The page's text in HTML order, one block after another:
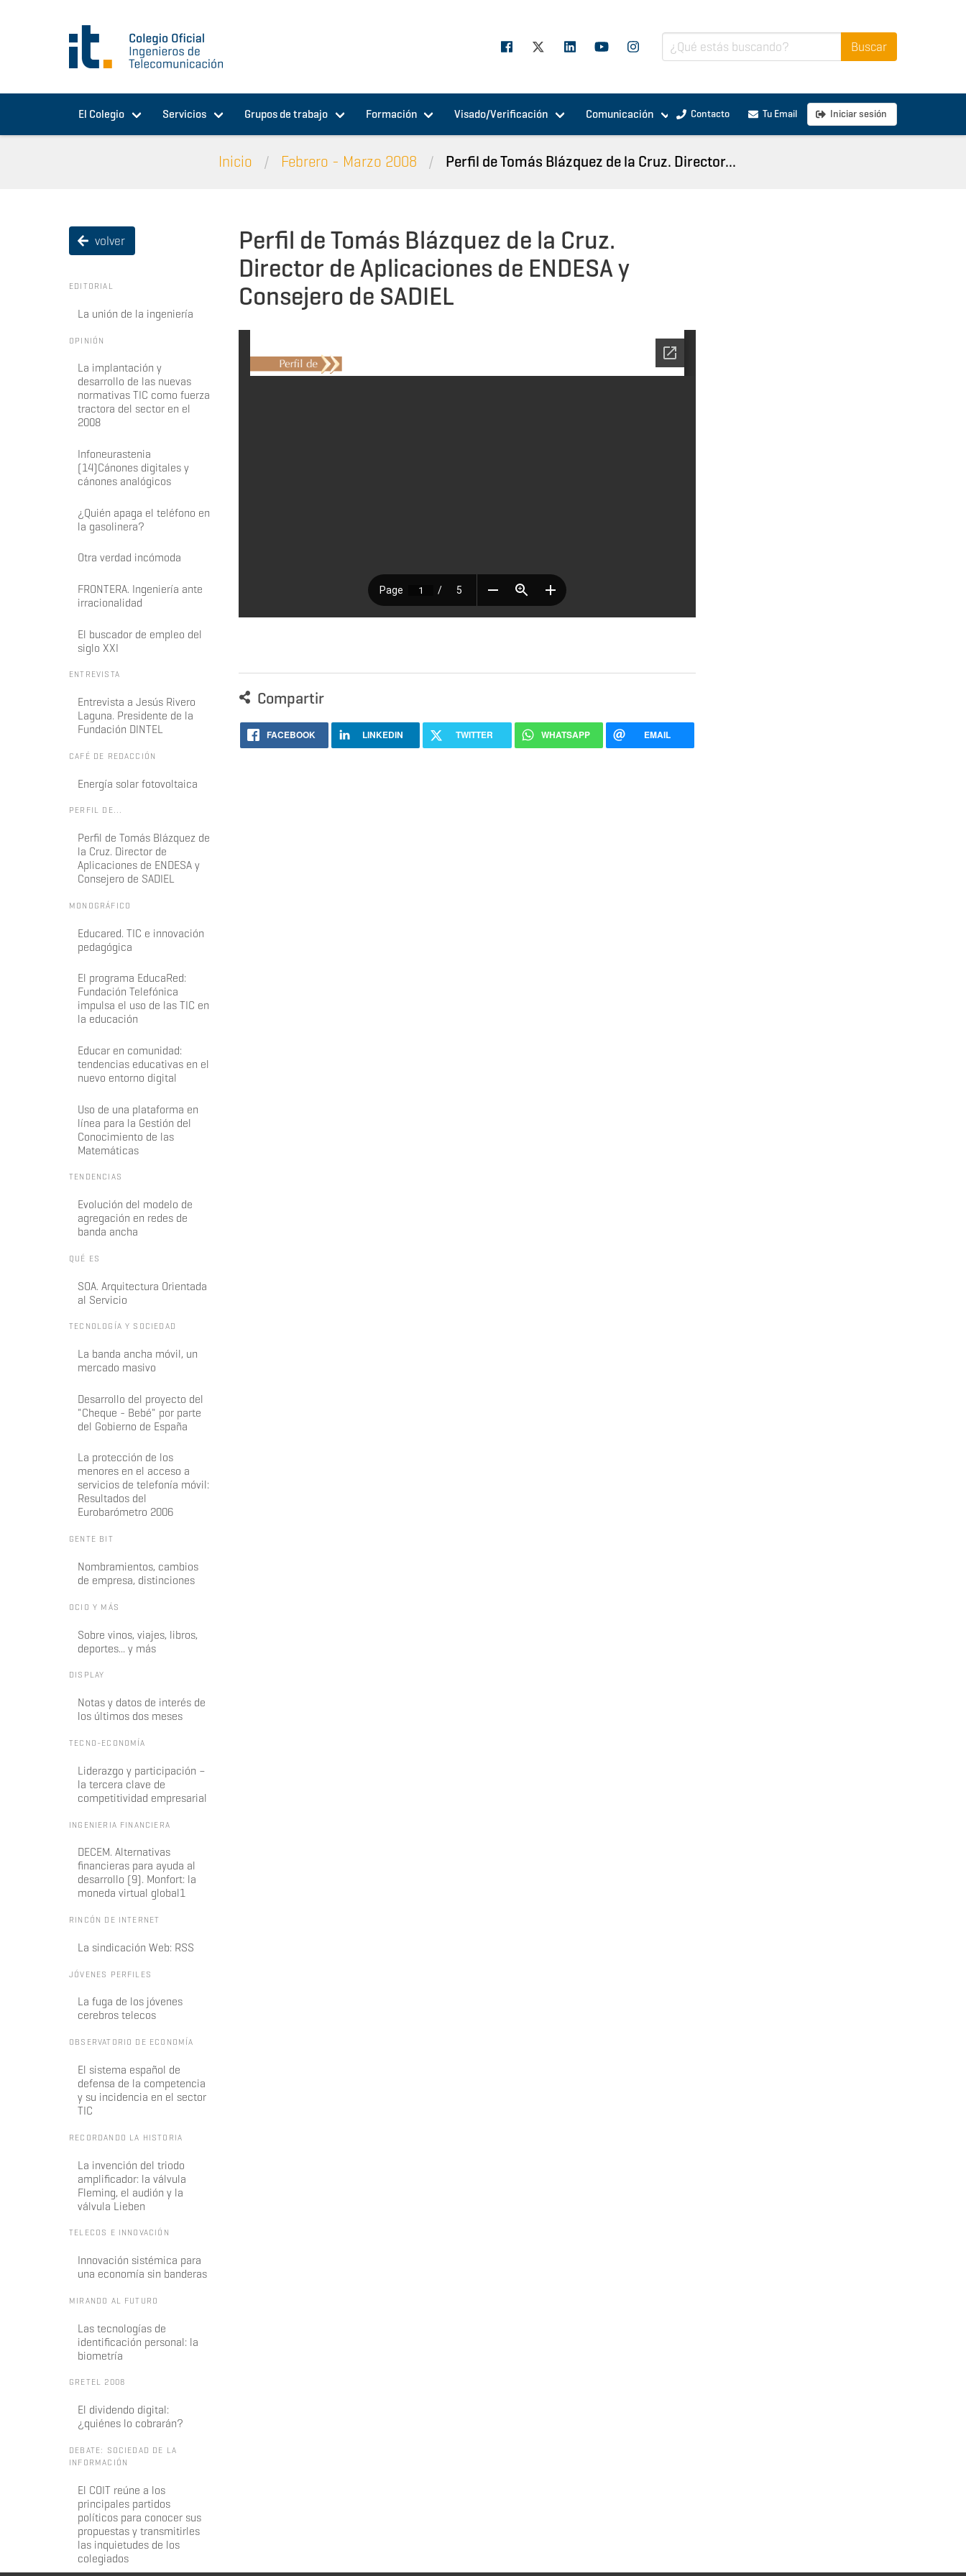
El Colegio Servicios Grupos de trabajo Formación Visado/Verificación Comunicación Contacto Tu Email Iniciar sesión
Inicio Febrero - Marzo 2008 Perfil de Tomás Blázquez de la Cruz. Director...
volver
EDITORIAL
La unión de la ingeniería
OPINIÓN
La implantación y
desarrollo de las nuevas
normativas TIC como fuerza
tractora del sector en el
2008
Infoneurastenia
(14)Cánones digitales y
cánones analógicos
¿Quién apaga el teléfono en
la gasolinera?
Otra verdad incómoda
FRONTERA. Ingeniería ante
irracionalidad
El buscador de empleo del
siglo XXI
ENTREVISTA
Entrevista a Jesús Rivero
Laguna. Presidente de la
Fundación DINTEL
CAFÉ DE REDACCIÓN
Energía solar fotovoltaica
PERFIL DE...
Perfil de Tomás Blázquez de
la Cruz. Director de
Aplicaciones de ENDESA y
Consejero de SADIEL
MONOGRÁFICO
Educared. TIC e innovación
pedagógica
El programa EducaRed:
Fundación Telefónica
impulsa el uso de las TIC en
la educación
Educar en comunidad:
tendencias educativas en el
nuevo entorno digital
Uso de una plataforma en
línea para la Gestión del
Conocimiento de las
Matemáticas
TENDENCIAS
Evolución del modelo de
agregación en redes de
banda ancha
QUÉ ES
SOA. Arquitectura Orientada
al Servicio
TECNOLOGÍA Y SOCIEDAD
La banda ancha móvil, un
mercado masivo
Desarrollo del proyecto del
"Cheque - Bebé" por parte
del Gobierno de España
La protección de los
menores en el acceso a
servicios de telefonía móvil:
Resultados del
Eurobarómetro 2006
GENTE BIT
Nombramientos, cambios
de empresa, distinciones
OCIO Y MÁS
Sobre vinos, viajes, libros,
deportes... y más
DISPLAY
Notas y datos de interés de
los últimos dos meses
TECNO-ECONOMÍA
Liderazgo y participación –
la tercera clave de
competitividad empresarial
INGENIERIA FINANCIERA
DECEM. Alternativas
financieras para ayuda al
desarrollo (9). Monfort: la
moneda virtual global1
RINCÓN DE INTERNET
La sindicación Web: RSS
JÓVENES PERFILES
La fuga de los jóvenes
cerebros telecos
OBSERVATORIO DE ECONOMÍA
El sistema español de
defensa de la competencia
y su incidencia en el sector
TIC
RECORDANDO LA HISTORIA
La invención del triodo
amplificador: la válvula
Fleming, el audión y la
válvula Lieben
TELECOS E INNOVACIÓN
Innovación sistémica para
una economía sin banderas
MIRANDO AL FUTURO
Las tecnologías de
identificación personal: la
biometría
GRETEL 2008
El dividendo digital:
¿quiénes lo cobrarán?
DEBATE: SOCIEDAD DE LA
INFORMACIÓN
El COIT reúne a los
principales partidos
políticos para conocer sus
propuestas y transmitirles
las inquietudes de los
colegiados
Perfil de Tomás Blázquez de la Cruz.
Director de Aplicaciones de ENDESA y
Consejero de SADIEL
Compartir
FACEBOOK LINKEDIN TWITTER WHATSAPP EMAIL